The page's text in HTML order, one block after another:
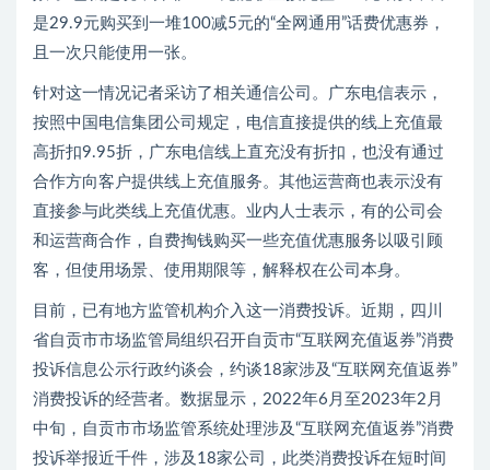
是29.9元购买到一堆100减5元的“全网通用”话费优惠券，
且一次只能使用一张。
针对这一情况记者采访了相关通信公司。广东电信表示，
按照中国电信集团公司规定，电信直接提供的线上充值最
高折扣9.95折，广东电信线上直充没有折扣，也没有通过
合作方向客户提供线上充值服务。其他运营商也表示没有
直接参与此类线上充值优惠。业内人士表示，有的公司会
和运营商合作，自费掏钱购买一些充值优惠服务以吸引顾
客，但使用场景、使用期限等，解释权在公司本身。
目前，已有地方监管机构介入这一消费投诉。近期，四川
省自贡市市场监管局组织召开自贡市“互联网充值返券”消费
投诉信息公示行政约谈会，约谈18家涉及“互联网充值返券”
消费投诉的经营者。数据显示，2022年6月至2023年2月
中旬，自贡市市场监管系统处理涉及“互联网充值返券”消费
投诉举报近千件，涉及18家公司，此类消费投诉在短时间